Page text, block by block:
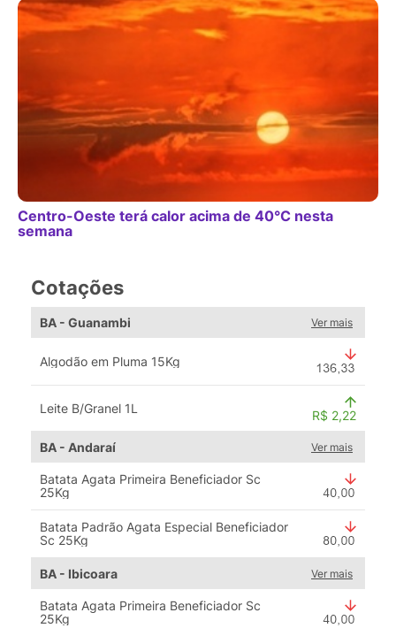
Centro-Oeste terá calor acima de 40°C nesta
semana
Cotações
BA - Guanambi Ver mais
Algodão em Pluma 15Kg
Leite B/Granel 1L R$ 2,22
BA - Andaraí Ver mais
Batata Agata Primeira Beneficiador Sc
25Kg
Batata Padrão Agata Especial Beneficiador
Sc 25Kg
BA - Ibicoara Ver mais
Batata Agata Primeira Beneficiador Sc
25Kg